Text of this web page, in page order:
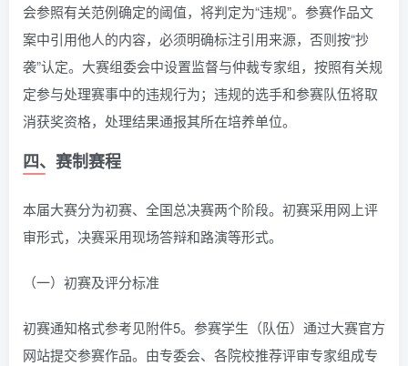
会参照有关范例确定的阈值，将判定为“违规”。参赛作品文
案中引用他人的内容，必须明确标注引用来源，否则按“抄
袭”认定。大赛组委会中设置监督与仲裁专家组，按照有关规
定参与处理赛事中的违规行为；违规的选手和参赛队伍将取
消获奖资格，处理结果通报其所在培养单位。
四、赛制赛程
本届大赛分为初赛、全国总决赛两个阶段。初赛采用网上评
审形式，决赛采用现场答辩和路演等形式。
（一）初赛及评分标准
初赛通知格式参考见附件5。参赛学生（队伍）通过大赛官方
网站提交参赛作品。由专委会、各院校推荐评审专家组成专